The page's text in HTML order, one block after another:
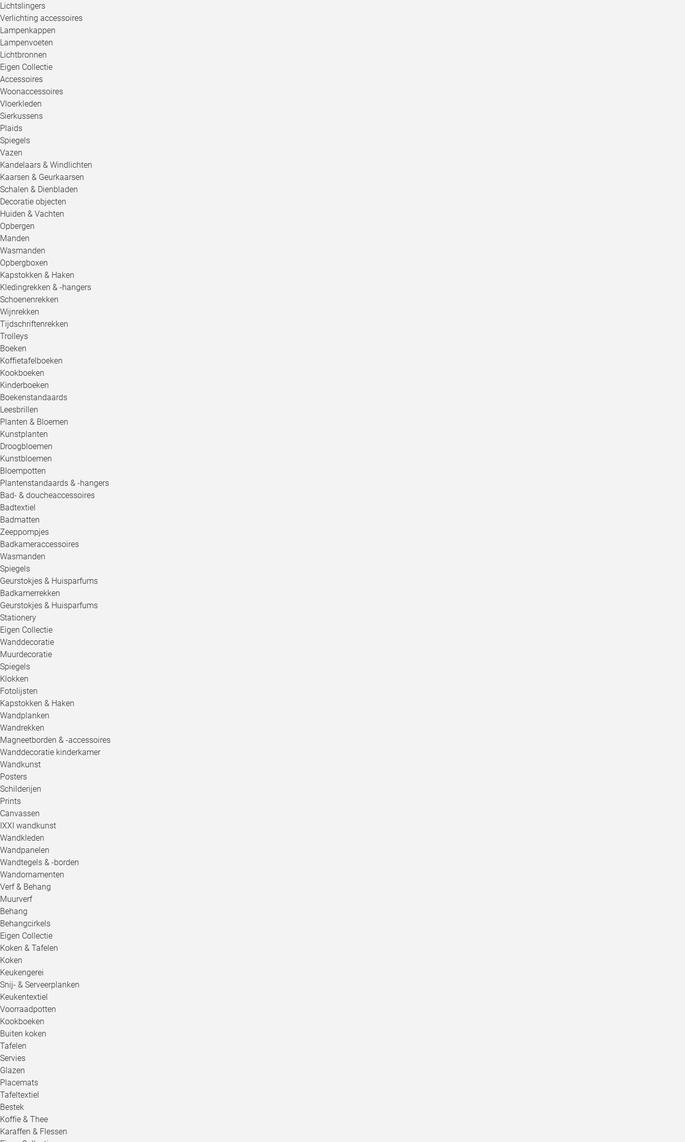
Lichtslingers
Verlichting accessoires
Lampenkappen
Lampenvoeten
Lichtbronnen
Eigen Collectie
Accessoires
Woonaccessoires
Vloerkleden
Sierkussens
Plaids
Spiegels
Vazen
Kandelaars & Windlichten
Kaarsen & Geurkaarsen
Schalen & Dienbladen
Decoratie objecten
Huiden & Vachten
Opbergen
Manden
Wasmanden
Opbergboxen
Kapstokken & Haken
Kledingrekken & -hangers
Schoenenrekken
Wijnrekken
Tijdschriftenrekken
Trolleys
Boeken
Koffietafelboeken
Kookboeken
Kinderboeken
Boekenstandaards
Leesbrillen
Planten & Bloemen
Kunstplanten
Droogbloemen
Kunstbloemen
Bloempotten
Plantenstandaards & -hangers
Bad- & doucheaccessoires
Badtextiel
Badmatten
Zeeppompjes
Badkameraccessoires
Wasmanden
Spiegels
Geurstokjes & Huisparfums
Badkamerrekken
Geurstokjes & Huisparfums
Stationery
Eigen Collectie
Wanddecoratie
Muurdecoratie
Spiegels
Klokken
Fotolijsten
Kapstokken & Haken
Wandplanken
Wandrekken
Magneetborden & -accessoires
Wanddecoratie kinderkamer
Wandkunst
Posters
Schilderijen
Prints
Canvassen
IXXI wandkunst
Wandkleden
Wandpanelen
Wandtegels & -borden
Wandornamenten
Verf & Behang
Muurverf
Behang
Behangcirkels
Eigen Collectie
Koken & Tafelen
Koken
Keukengerei
Snij- & Serveerplanken
Keukentextiel
Voorraadpotten
Kookboeken
Buiten koken
Tafelen
Servies
Glazen
Placemats
Tafeltextiel
Bestek
Koffie & Thee
Karaffen & Flessen